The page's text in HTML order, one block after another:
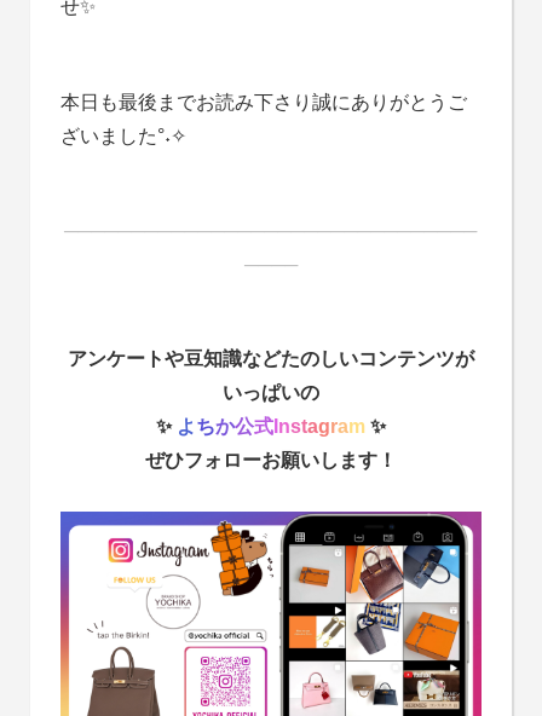
せ✨
本日も最後までお読み下さり誠にありがとうご
ざいました°˖✧
───────────────────────────────
────
アンケートや豆知識などたのしいコンテンツが
いっぱいの
✨ よちか公式I nstagram✨
ぜひフォローお願いします！